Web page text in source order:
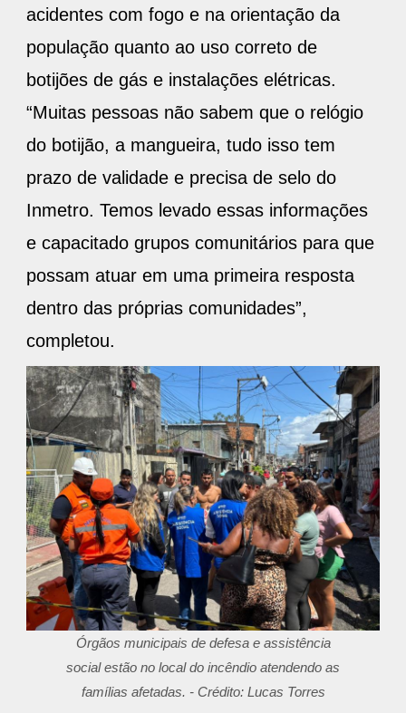
acidentes com fogo e na orientação da
população quanto ao uso correto de
botijões de gás e instalações elétricas.
“Muitas pessoas não sabem que o relógio
do botijão, a mangueira, tudo isso tem
prazo de validade e precisa de selo do
Inmetro. Temos levado essas informações
e capacitado grupos comunitários para que
possam atuar em uma primeira resposta
dentro das próprias comunidades”,
completou.
Órgãos municipais de defesa e assistência
social estão no local do incêndio atendendo as
famílias afetadas. - Crédito: Lucas Torres